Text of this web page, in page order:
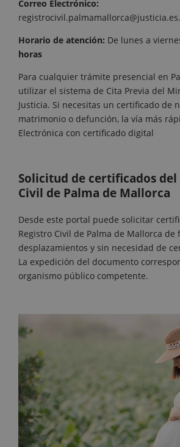
Correo Electrónico:
registrocivil.palmamallorca@justicia.es.
Horario de atención: De lunes a
horas
Para cualquier trámite presencial en
utilizar el sistema de Cita Previa del
Justicia. Si necesitas un certificado de
matrimonio o defunción, la vía más
Electrónica con certificado digital
Solicitud de certificados del
Civil de Palma de Mallorca
Desde este portal puede solicitar
Registro Civil de Palma de Mallorca de
desplazamientos y sin necesidad de
La expedición del documento
organismo público competente.